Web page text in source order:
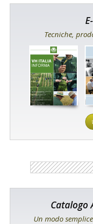
Tecniche,
Catalogo
Un modo